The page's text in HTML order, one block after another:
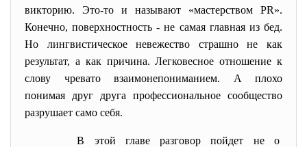
викторию. Это-то и называют «мастерством PR».
Конечно, поверхностность - не самая главная из бед.
Но лингвистическое невежество страшно не как
результат, а как причина. Легковесное отношение к
слову чревато взаимонепониманием. А плохо
понимая друг друга профессиональное сообщество
разрушает само себя.
В этой главе разговор пойдет не о